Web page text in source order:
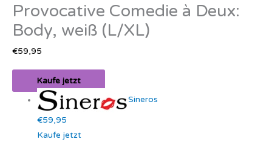
Provocative Comedie à Deux:
Body, weiß (L/XL)
€59,95
Kaufe jetzt
Sineros
€59,95
Kaufe jetzt